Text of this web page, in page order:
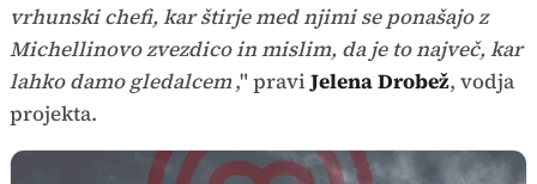
vrhunski chefi, kar štirje med njimi se ponašajo z
Michellinovo zvezdico in mislim, da je to največ, kar
lahko damo gledalcem," praviJelena Drobež, vodja
projekta.